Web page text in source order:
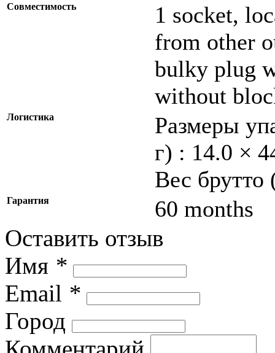
Совместимость
1 socket,
from other
bulky plug
without
Логистика
Размеры
г) : 14.0 ×
Вес брутто
Гарантия 60 months
Оставить отзыв
Имя *
Email *
Город